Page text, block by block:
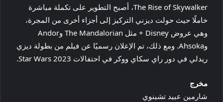
The Rise of Skywalker، أصبح التطوير على تكملة مباشرة
خاملًا حيث حولت ديزني التركيز إلى أجزاء أخرى من المجرة،
وهي عروض Disney + مثل The Mandalorian وAndor
وAhsoka. ومع ذلك، تم الإعلان رسميًا عن فيلم من بطولة ديزي
ريدلي في دور راي سكاي ووكر في احتفالات Star Wars 2023.
مخرج
شارمين عبيد تشينوي